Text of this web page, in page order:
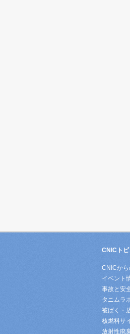
CNICトピ
CNICか
イベント
事故と安
タニムラ
被ばく・
核燃料サ
放射性廃